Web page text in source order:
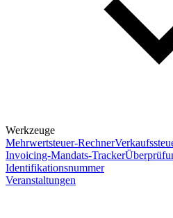
Werkzeuge
Mehrwertsteuer-Rechner
Invoicing-Mandats-Tracker
Identifikationsnummer
Veranstaltungen